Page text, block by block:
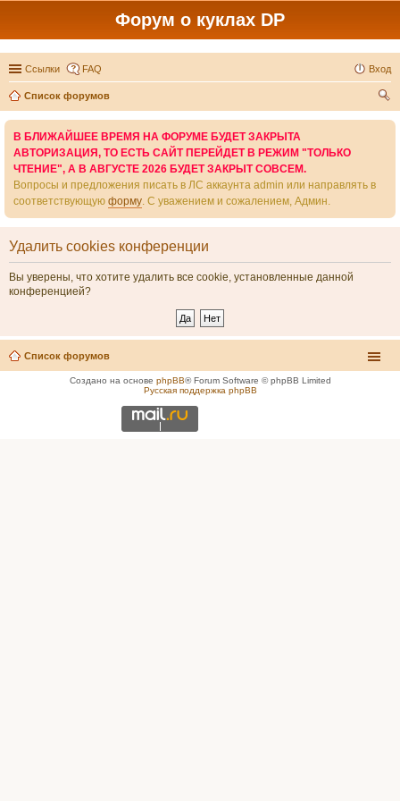
Форум о куклах DP
Ссылки FAQ Вход
Список форумов
В БЛИЖАЙШЕЕ ВРЕМЯ НА ФОРУМЕ БУДЕТ ЗАКРЫТА
АВТОРИЗАЦИЯ, ТО ЕСТЬ САЙТ ПЕРЕЙДЕТ В РЕЖИМ "ТОЛЬКО
ЧТЕНИЕ", А В АВГУСТЕ 2026 БУДЕТ ЗАКРЫТ СОВСЕМ.
Вопросы и предложения писать в ЛС аккаунта admin или направлять в
соответствующую форму. С уважением и сожалением, Админ.
Удалить cookies конференции
Вы уверены, что хотите удалить все cookie, установленные данной
конференцией?
Список форумов
Создано на основе phpBB® Forum Software © phpBB Limited
Русская поддержка phpBB